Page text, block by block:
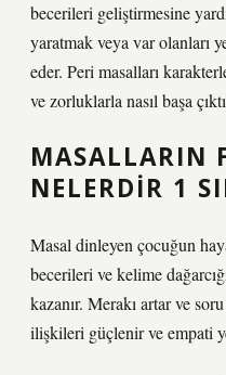
becerileri geliştirmesine
yaratmak veya var olanları
eder. Peri masalları
ve zorluklarla nasıl başa
MASALLARIN
NELERDIR 1
Masal dinleyen çocuğun
becerileri ve kelime
kazanır. Merakı artar ve
ilişkileri güçlenir ve empati